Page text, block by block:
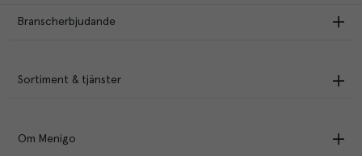
Branscherbjudande
Sortiment & tjänster
Om Menigo